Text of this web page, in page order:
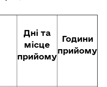
Дні та
місце
прийому
Години
прийому